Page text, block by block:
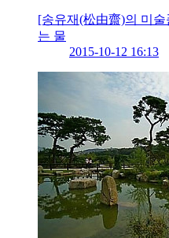
[송유재(松由齋)의 미
는 물
2015-10-12 16:13